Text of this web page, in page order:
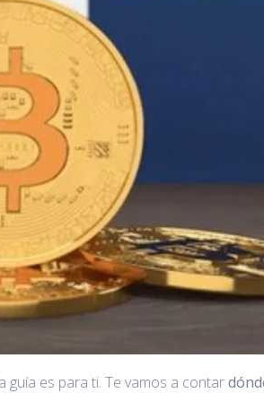
guía es para ti. Te vamos a contar